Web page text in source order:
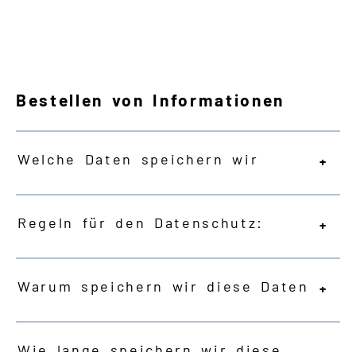
Bestellen von Informationen
Welche Daten speichern wir
Regeln für den Datenschutz:
Warum speichern wir diese Daten